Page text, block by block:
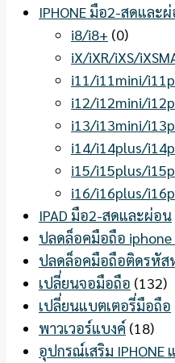
IPHONE มือ2-สดและ
i8/i8+ (0)
iX/iXR/iXS/
i11/i11mini/
i12/i12mini/
i13/i13mini/
i14/i14plus/
i15/i15plus/
i16/i16plus/
IPAD มือ2-สดและผ่อน
ปลดล็อคมือถือ iphone
ปลดล็อคมือถือติดรหัส
เปลี่ยนจอมือถือ (132)
เปลี่ยนแบตเตอรี่มือถือ
พาวเวอร์แบงค์ (18)
อุปกรณ์เสริม IPHONE